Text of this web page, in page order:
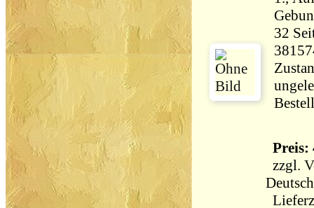
32 Seiten 53
Preis:
zzgl.